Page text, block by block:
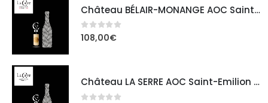
Château BÉLAIR-MONANGE AOC Saint-Emilion Grand Cru
0out of 5
108,00€
Château LA SERRE AOC Saint-Emilion Grand Cru